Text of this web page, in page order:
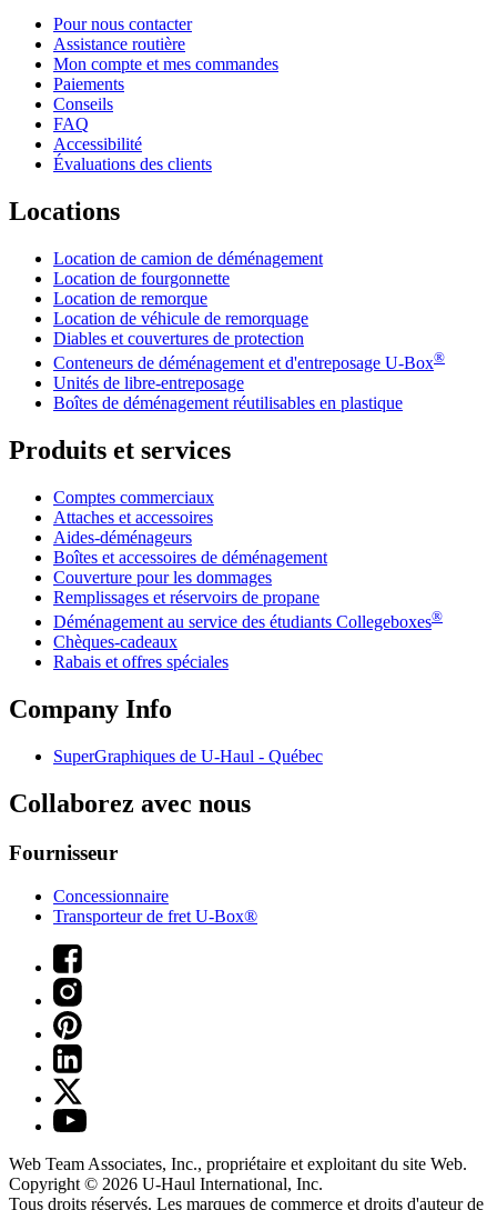
Pour nous contacter
Assistance routière
Mon compte et mes commandes
Paiements
Conseils
FAQ
Accessibilité
Évaluations des clients
Locations
Location de camion de déménagement
Location de fourgonnette
Location de remorque
Location de véhicule de remorquage
Diables et couvertures de protection
Conteneurs de déménagement et d'entreposage U-Box®
Unités de libre-entreposage
Boîtes de déménagement réutilisables en plastique
Produits et services
Comptes commerciaux
Attaches et accessoires
Aides-déménageurs
Boîtes et accessoires de déménagement
Couverture pour les dommages
Remplissages et réservoirs de propane
Déménagement au service des étudiants Collegeboxes®
Chèques-cadeaux
Rabais et offres spéciales
Company Info
SuperGraphiques de U-Haul - Québec
Collaborez avec nous
Fournisseur
Concessionnaire
Transporteur de fret U-Box®
Web Team Associates, Inc., propriétaire et exploitant du site Web.
Copyright © 2026 U-Haul International, Inc.
Tous droits réservés. Les marques de commerce et droits d'auteur de